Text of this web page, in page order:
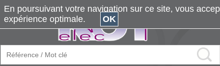
En poursuivant votre navigation sur ce site, vous
expérience optimale.
OK